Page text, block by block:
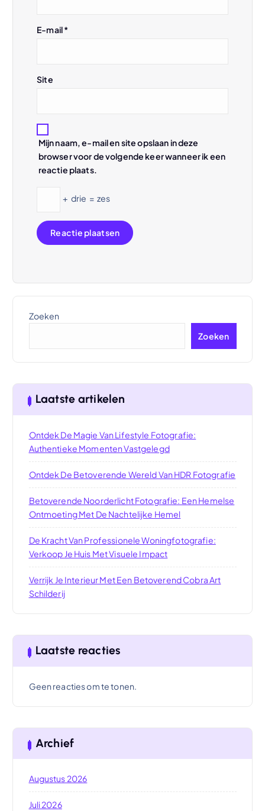
E-mail*
Site
Mijn naam, e-mail en site opslaan in deze
browser voor de volgende keer wanneer ik een
reactie plaats.
+ drie = zes
Zoeken
Zoeken
Laatste artikelen
Ontdek De Magie Van Lifestyle Fotografie:
Authentieke Momenten Vastgelegd
Ontdek De Betoverende Wereld Van HDR Fotografie
Betoverende Noorderlicht Fotografie: Een Hemelse
Ontmoeting Met De Nachtelijke Hemel
De Kracht Van Professionele Woningfotografie:
Verkoop Je Huis Met Visuele Impact
Verrijk Je Interieur Met Een Betoverend Cobra Art
Schilderij
Laatste reacties
Geen reacties om te tonen.
Archief
Augustus 2026
Juli 2026